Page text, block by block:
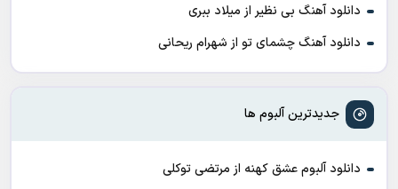
دانلود آهنگ بی نظیر از میلاد ببری
دانلود آهنگ چشمای تو از شهرام ریحانی
جدیدترین آلبوم ها
دانلود آلبوم عشق کهنه از مرتضی توکلی